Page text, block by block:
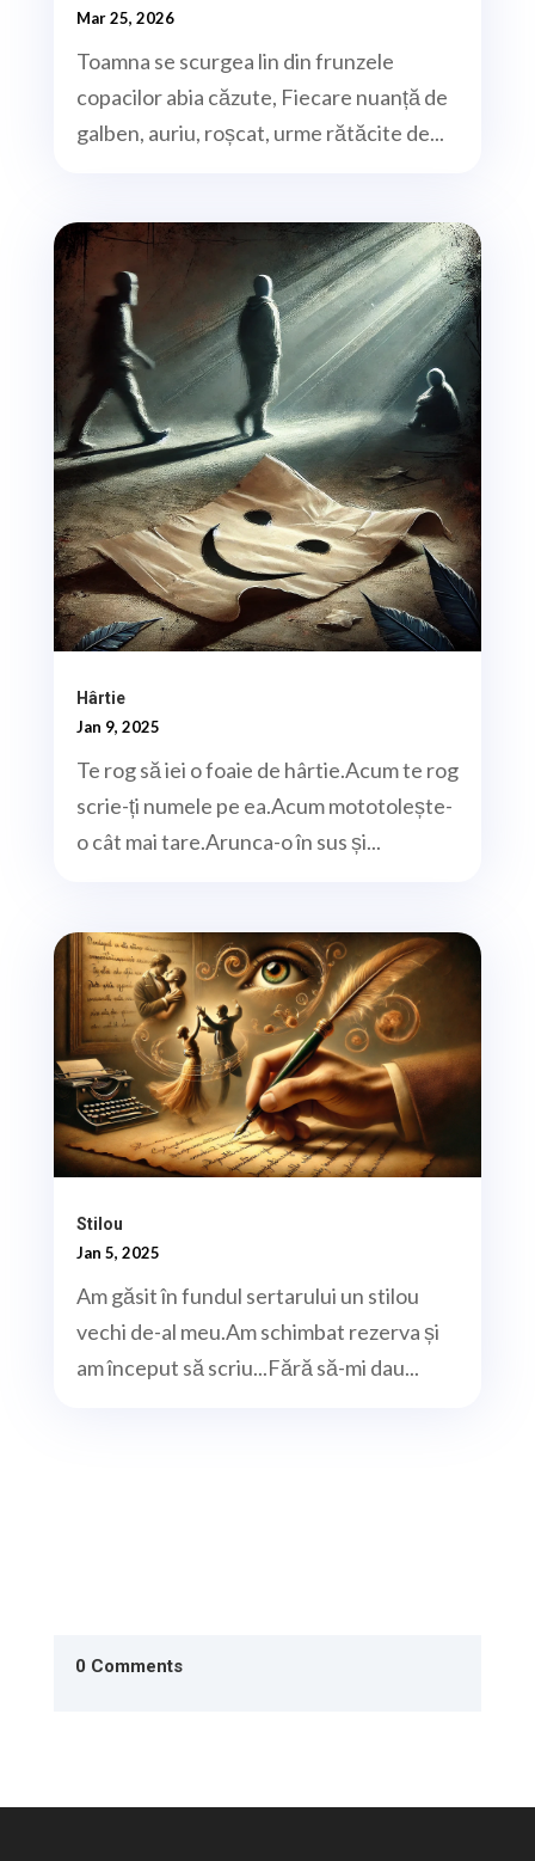
Mar 25, 2026
Toamna se scurgea lin din frunzele
copacilor abia căzute, Fiecare nuanță de
galben, auriu, roșcat, urme rătăcite de...
Hârtie
Jan 9, 2025
Te rog să iei o foaie de hârtie.Acum te rog
scrie-ți numele pe ea.Acum mototolește-
o cât mai tare.Arunca-o în sus și...
Stilou
Jan 5, 2025
Am găsit în fundul sertarului un stilou
vechi de-al meu.Am schimbat rezerva și
am început să scriu...Fără să-mi dau...
0 Comments